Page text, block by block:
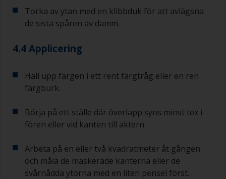
som anges i databladet eller på etiketten. Detta
gäller särskilt för epoxibaserade grundfärger.
antingen slipa grundfärgen eller applicera ett till
skikt och se till att du inte missar
Om något av de applicerade skikten börjar rinna
behöver slipa bort, använd 120–220 korn. Börja
med 220 papper och om det sätts igen kan du
använda 120 papper. Om du använder grövre
produkten och/eller slipa ner till underlaget.
Torka av ytan med en klibbduk för att avlägsna
de sista spåren av damm.
4.4 Applicering
Häll upp färgen i ett rent färgtråg eller en ren
färgburk.
Börja på ett ställe där överlapp syns minst tex i
fören eller vid kanten till aktern.
Arbeta på en eller två kvadratmeter åt gången
och måla de maskerade kanterna eller de
svårnådda ytorna med en liten pensel först.